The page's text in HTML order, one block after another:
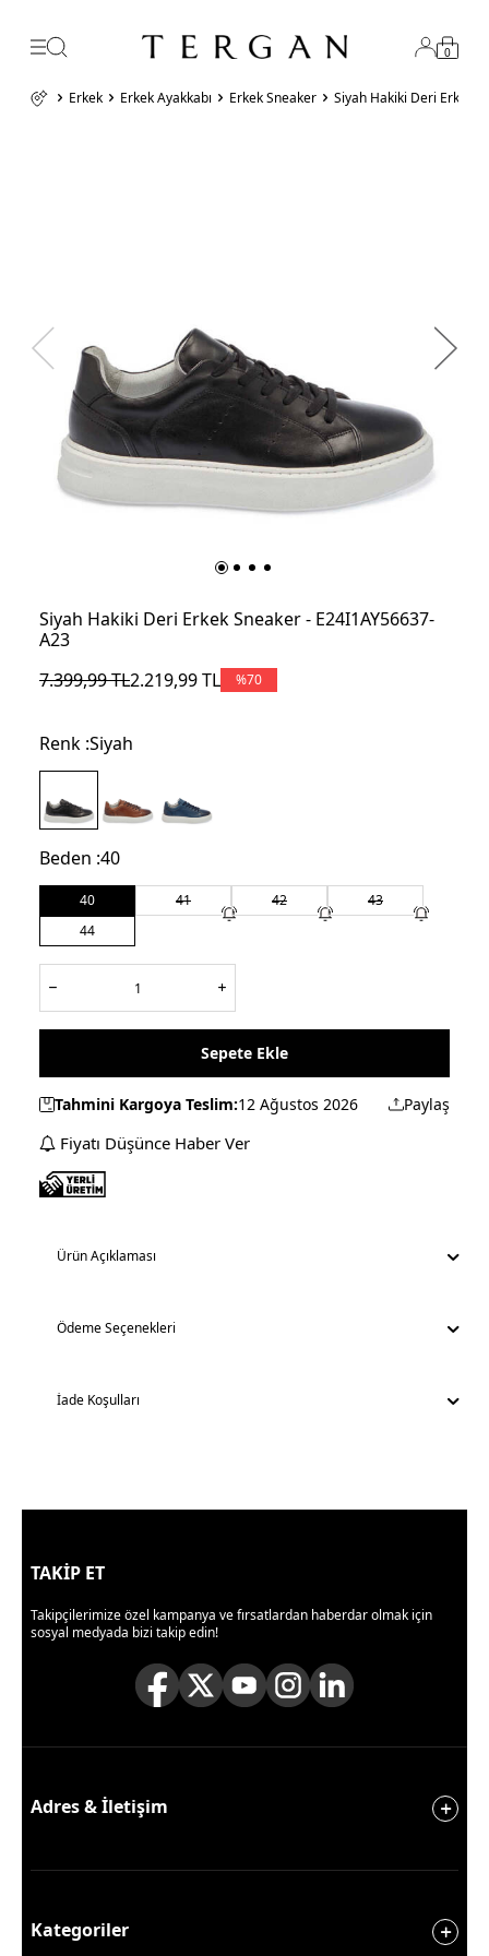
0
Erkek Erkek Ayakkabı Erkek Sneaker Siyah Hakiki Deri Erkek
Siyah Hakiki Deri Erkek Sneaker - E24I1AY56637-
A23
7.399,99TL2.219,99TL %70
Renk :Siyah
Beden :40
40 41 42
43
44
Sepete Ekle
Tahmini Kargoya Teslim:12 Ağustos 2026 Paylaş
Fiyatı Düşünce Haber Ver
Ürün Açıklaması
Ödeme Seçenekleri
İade Koşulları
TAKİP ET
Takipçilerimize özel kampanya ve fırsatlardan haberdar olmak için
sosyal medyada bizi takip edin!
Adres & İletişim
Kategoriler